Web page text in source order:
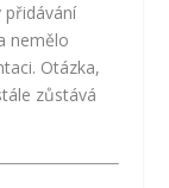
přidávání
nemělo
Otázka,
zůstává